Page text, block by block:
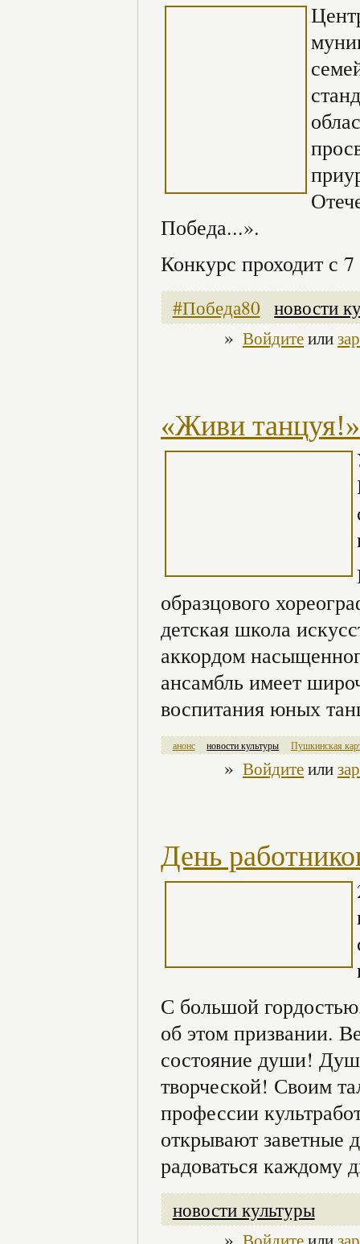
Победа...».
Конкурс проходит с
#Победа80 новости
» Войдитеили
«Живи танцуя!»
образцового
детская школа
аккордом
ансамбль имеет
воспитания юных
анонс новости культуры Пушкинская
» Войдитеили
День
С большой
об этом призвании.
состояние души!
творческой! Своим
профессии
открывают заветные
радоваться каждому
новости культуры